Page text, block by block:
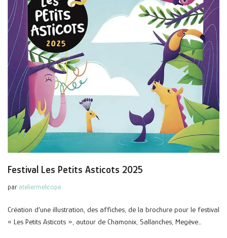
Festival Les Petits Asticots 2025
par ateliermelicope
Création d’une illustration, des affiches, de la brochure pour le festival
« Les Petits Asticots », autour de Chamonix, Sallanches, Megève…